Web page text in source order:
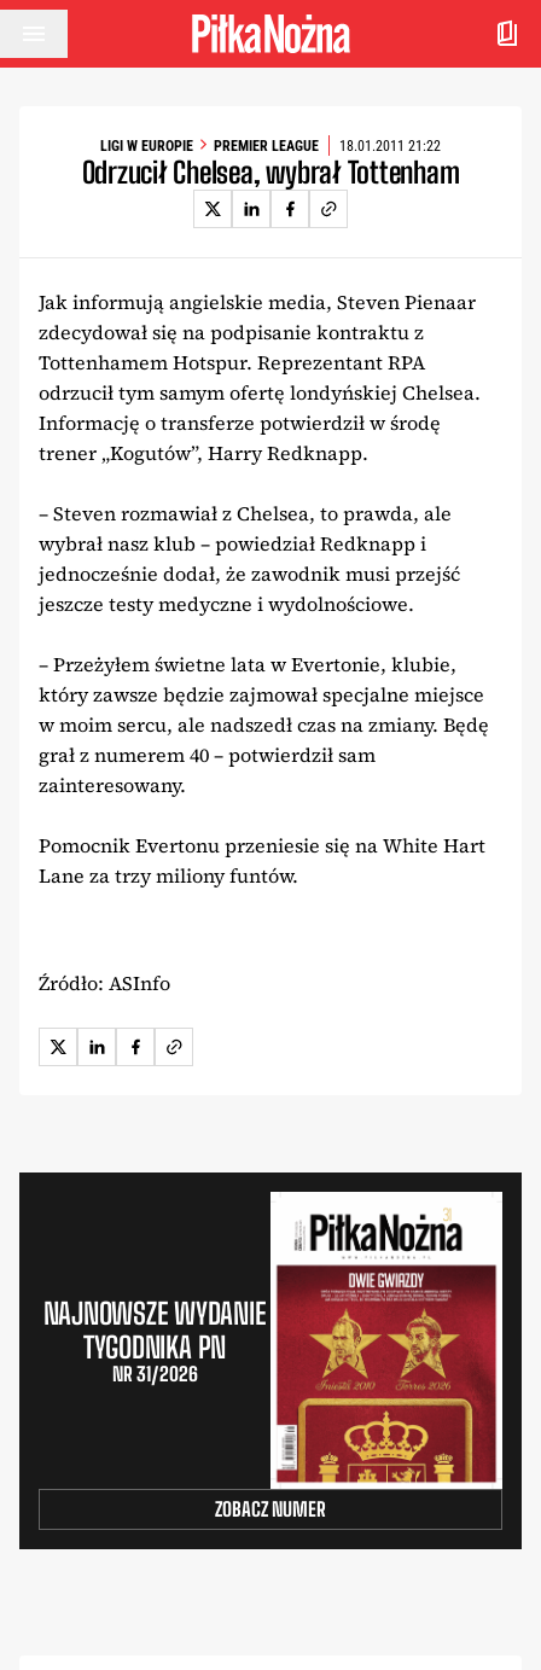
Przejdź do treści
LIGI W EUROPIE PREMIER LEAGUE 18.01.2011 21:22
Odrzucił Chelsea, wybrał Tottenham
Jak informują angielskie media, Steven Pienaar
zdecydował się na podpisanie kontraktu z
Tottenhamem Hotspur. Reprezentant RPA
odrzucił tym samym ofertę londyńskiej Chelsea.
Informację o transferze potwierdził w środę
trener „Kogutów”, Harry Redknapp.
– Steven rozmawiał z Chelsea, to prawda, ale
wybrał nasz klub – powiedział Redknapp i
jednocześnie dodał, że zawodnik musi przejść
jeszcze testy medyczne i wydolnościowe.
– Przeżyłem świetne lata w Evertonie, klubie,
który zawsze będzie zajmował specjalne miejsce
w moim sercu, ale nadszedł czas na zmiany. Będę
grał z numerem 40 – potwierdził sam
zainteresowany.
Pomocnik Evertonu przeniesie się na White Hart
Lane za trzy miliony funtów.
Źródło: ASInfo
NAJNOWSZE WYDANIE
TYGODNIKA PN
NR 31/2026
ZOBACZ NUMER